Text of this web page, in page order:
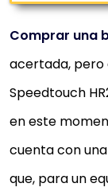
Comprar una
acertada, pero
Speedtouch
en este
cuenta con
que, para un